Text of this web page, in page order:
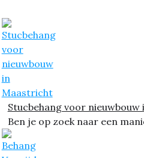
Stucbehang voor
Ben je op zoek naar een